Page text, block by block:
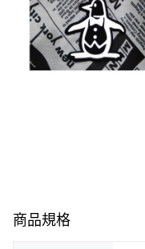
商品規格